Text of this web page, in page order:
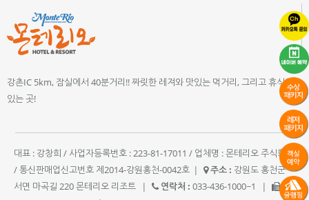
강촌IC 5km, 잠실에서 40분거리!! 짜릿한 레져와 맛있는 먹거리, 그리고 휴식이
있는 곳!
대표 : 강창희 / 사업자등록번호 : 223-81-17011 / 업체명 : 몬테리오 주식회사
/ 통신판매업신고번호 제2014-강원홍천-0042호 | 주소 : 강원도 홍천군
서면 마곡길 220 몬테리오 리조트
| 연락처 : 033-436-1000~1
|